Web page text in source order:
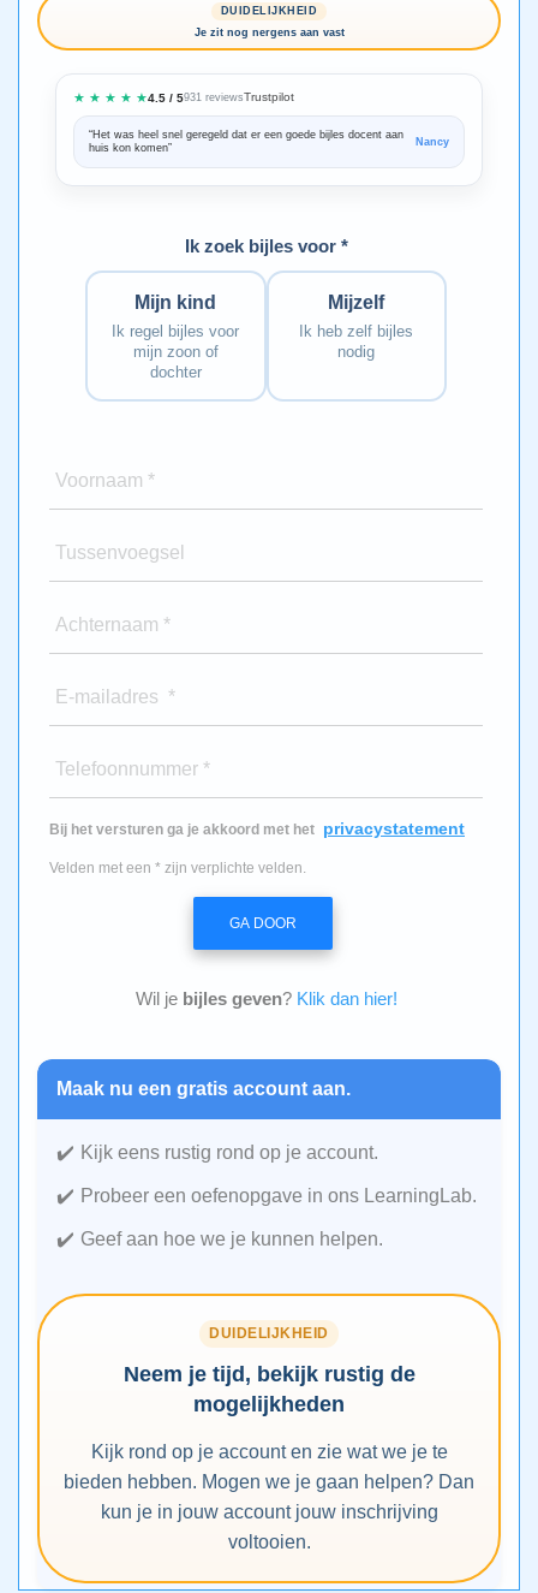
DUIDELIJKHEID
Je zit nog nergens aan vast
★ ★ ★ ★ ★4.5 / 5931 reviewsTrustpilot
“Het was heel snel geregeld dat er een goede bijles docent aan
huis kon komen”
Nancy
Ik zoek bijles voor *
Mijn kind
Ik regel bijles voor
mijn zoon of
dochter
Mijzelf
Ik heb zelf bijles
nodig
Voornaam *
Tussenvoegsel
Achternaam *
E-mailadres *
Telefoonnummer *
Bij het versturen ga je akkoord met het privacystatement
Velden met een * zijn verplichte velden.
GA DOOR
Wil je bijles geven? Klik dan hier!
Maak nu een gratis account aan.
Kijk eens rustig rond op je account.
Probeer een oefenopgave in ons LearningLab.
Geef aan hoe we je kunnen helpen.
DUIDELIJKHEID
Neem je tijd, bekijk rustig de
mogelijkheden
Kijk rond op je account en zie wat we je te
bieden hebben. Mogen we je gaan helpen? Dan
kun je in jouw account jouw inschrijving
voltooien.